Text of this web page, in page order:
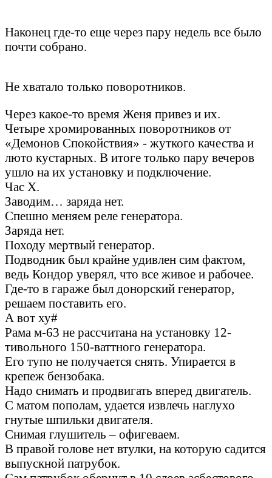
Наконец где-то еще через пару недель все было
почти собрано.
Не хватало только поворотников.
Через какое-то время Женя привез и их.
Четыре хромированных поворотников от
«Демонов Спокойствия» - жуткого качества и
люто кустарных. В итоге только пару вечеров
ушло на их установку и подключение.
Час Х.
Заводим… заряда нет.
Спешно меняем реле генератора.
Заряда нет.
Походу мертвый генератор.
Подводник был крайне удивлен сим фактом,
ведь Кондор уверял, что все живое и рабочее.
Где-то в гараже был донорский генератор,
решаем поставить его.
А вот ху#
Рама м-63 не рассчитана на установку 12-
тивольного 150-ваттного генератора.
Его тупо не получается снять. Упирается в
крепеж бензобака.
Надо снимать и продвигать вперед двигатель.
С матом пополам, удается извлечь наглухо
гнутые шпильки двигателя.
Снимая глушитель – офигеваем.
В правой голове нет втулки, на которую садится
выпускной патрубок.